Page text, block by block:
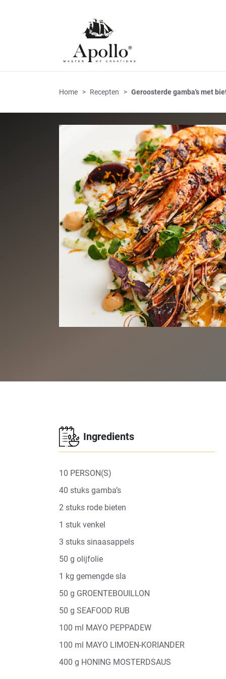
Home Recepten Geroosterde gamba's met
Ingredients
10 PERSON(S)
40 stuks gamba’s
2 stuks rode bieten
1 stuk venkel
3 stuks sinaasappels
50 g olijfolie
1 kg gemengde sla
50 g GROENTEBOUILLON
50 g SEAFOOD RUB
100 ml MAYO PEPPADEW
100 ml MAYO LIMOEN-KORIANDER
400 g HONING MOSTERDSAUS